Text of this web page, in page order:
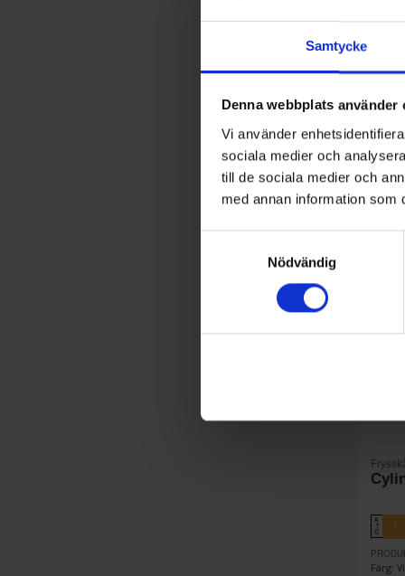
Samtycke
Denna webbplats använder
Vi använder
sociala medier och
till de sociala medier och
med annan information som
Nödvändig
Bredd
A
↑
G
E
Färg: